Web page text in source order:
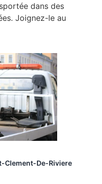
dans des
Joignez-le au
Clement-De-Riviere